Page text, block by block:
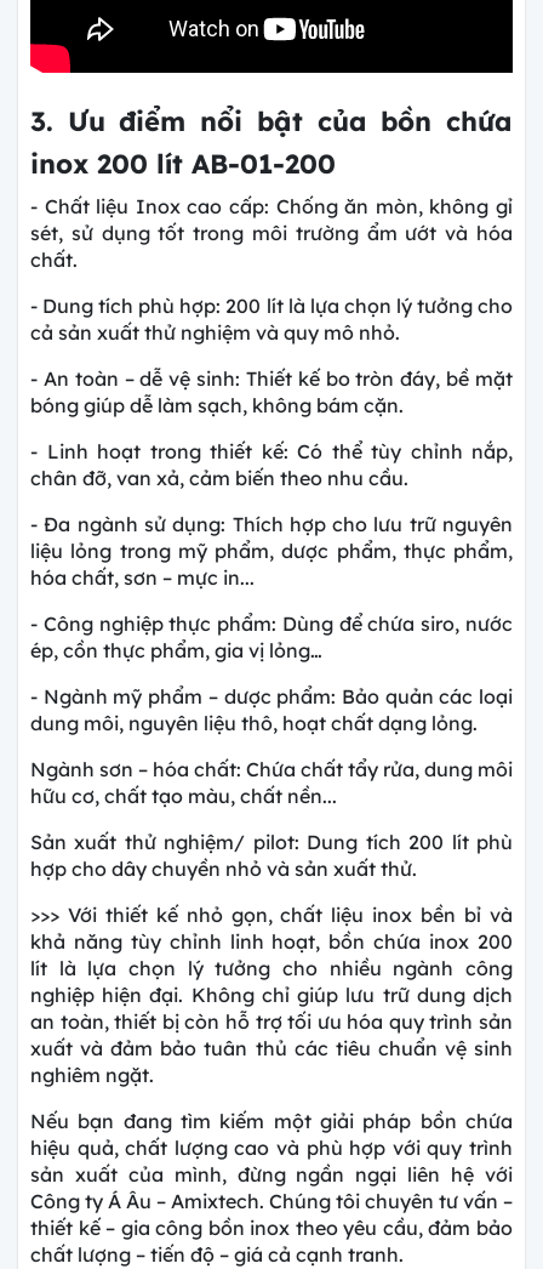
3. Ưu điểm nổi bật của bồn chứa
inox 200 lít AB-01-200
- Chất liệu Inox cao cấp: Chống ăn mòn, không gỉ
sét, sử dụng tốt trong môi trường ẩm ướt và hóa
chất.
- Dung tích phù hợp: 200 lít là lựa chọn lý tưởng cho
cả sản xuất thử nghiệm và quy mô nhỏ.
- An toàn – dễ vệ sinh: Thiết kế bo tròn đáy, bề mặt
bóng giúp dễ làm sạch, không bám cặn.
- Linh hoạt trong thiết kế: Có thể tùy chỉnh nắp,
chân đỡ, van xả, cảm biến theo nhu cầu.
- Đa ngành sử dụng: Thích hợp cho lưu trữ nguyên
liệu lỏng trong mỹ phẩm, dược phẩm, thực phẩm,
hóa chất, sơn – mực in...
- Công nghiệp thực phẩm: Dùng để chứa siro, nước
ép, cồn thực phẩm, gia vị lỏng…
- Ngành mỹ phẩm – dược phẩm: Bảo quản các loại
dung môi, nguyên liệu thô, hoạt chất dạng lỏng.
Ngành sơn – hóa chất: Chứa chất tẩy rửa, dung môi
hữu cơ, chất tạo màu, chất nền...
Sản xuất thử nghiệm/ pilot: Dung tích 200 lít phù
hợp cho dây chuyền nhỏ và sản xuất thử.
>>> Với thiết kế nhỏ gọn, chất liệu inox bền bỉ và
khả năng tùy chỉnh linh hoạt, bồn chứa inox 200
lít là lựa chọn lý tưởng cho nhiều ngành công
nghiệp hiện đại. Không chỉ giúp lưu trữ dung dịch
an toàn, thiết bị còn hỗ trợ tối ưu hóa quy trình sản
xuất và đảm bảo tuân thủ các tiêu chuẩn vệ sinh
nghiêm ngặt.
Nếu bạn đang tìm kiếm một giải pháp bồn chứa
hiệu quả, chất lượng cao và phù hợp với quy trình
sản xuất của mình, đừng ngần ngại liên hệ với
Công ty Á Âu – Amixtech. Chúng tôi chuyên tư vấn –
thiết kế – gia công bồn inox theo yêu cầu, đảm bảo
chất lượng – tiến độ – giá cả cạnh tranh.